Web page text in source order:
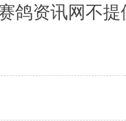
鸽资讯网不